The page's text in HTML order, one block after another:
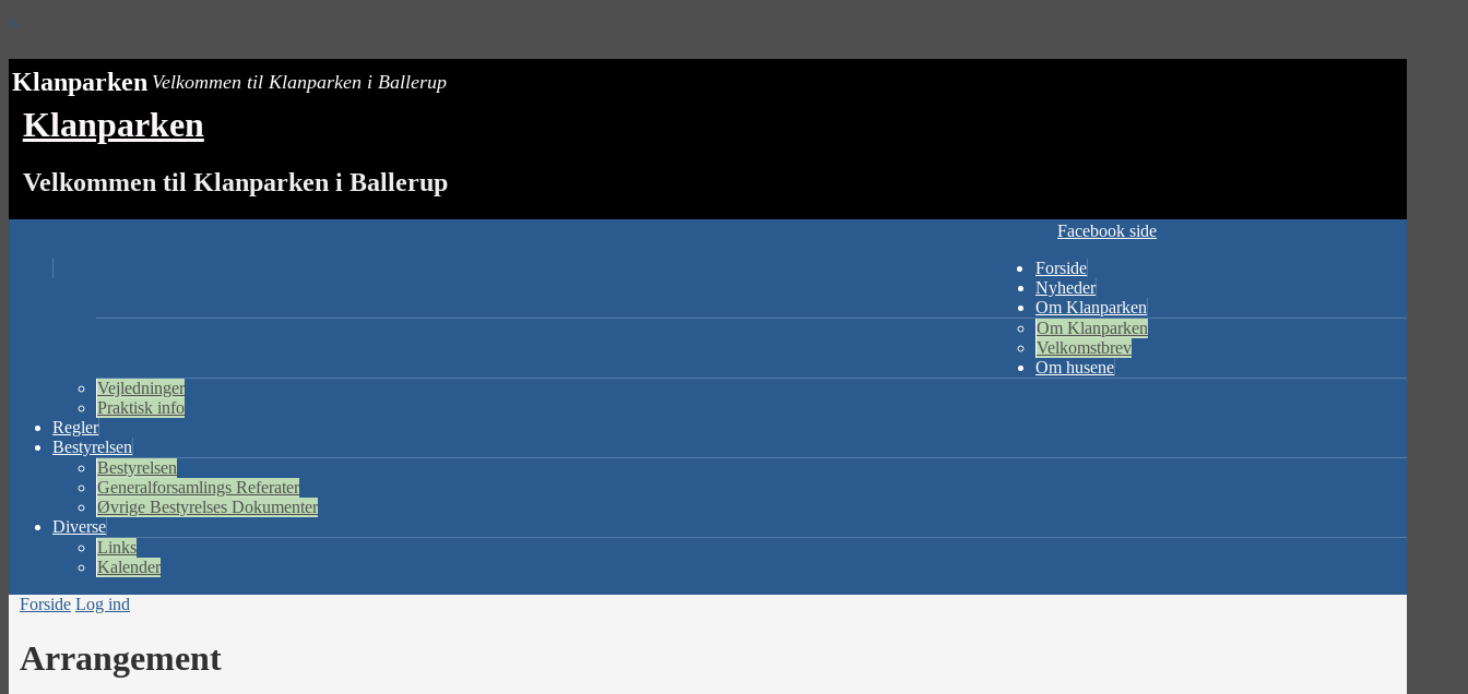
↓
Klanparken Velkommen til Klanparken i Ballerup
Klanparken
Velkommen til Klanparken i Ballerup
Facebook side
Forside
Nyheder
Om Klanparken
Om Klanparken
Velkomstbrev
Om husene
Vejledninger
Praktisk info
Regler
Bestyrelsen
Bestyrelsen
Generalforsamlings Referater
Øvrige Bestyrelses Dokumenter
Diverse
Links
Kalender
Forside Log ind
Arrangement